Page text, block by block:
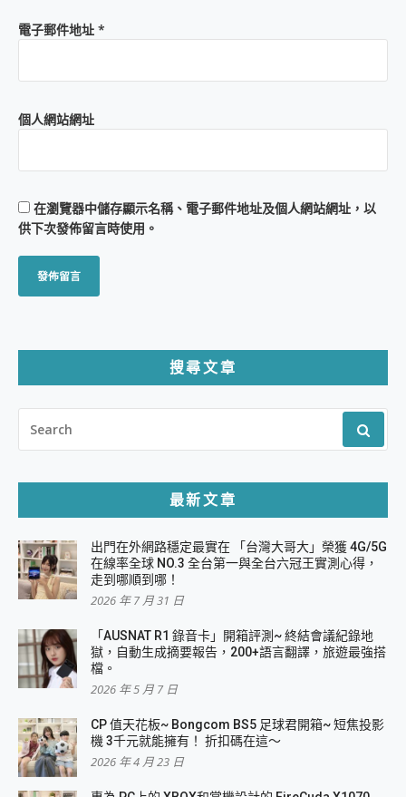
電子郵件地址 *
個人網站網址
在瀏覽器中儲存顯示名稱、電子郵件地址及個人網站網址，以
供下次發佈留言時使用。
搜尋文章
FOR:
最新文章
出門在外網路穩定最實在 「台灣大哥大」榮獲 4G/5G
在線率全球 NO.3 全台第一與全台六冠王實測心得，
走到哪順到哪！
2026 年 7 月 31 日
「AUSNAT R1 錄音卡」開箱評測~ 終結會議紀錄地
獄，自動生成摘要報告，200+語言翻譯，旅遊最強搭
檔。
2026 年 5 月 7 日
CP 值天花板~ Bongcom BS5 足球君開箱~ 短焦投影
機 3千元就能擁有！ 折扣碼在這～
2026 年 4 月 23 日